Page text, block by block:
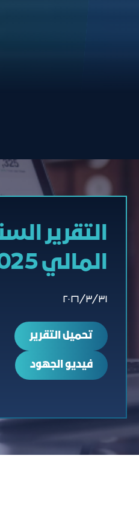
التقرير
المالي 2025
٣١‏/٣‏/٢٠٢٦
ﺗﺤﻤﻴﻞ اﻟﺘﻘﺮﻳﺮ
فيديو الجهود